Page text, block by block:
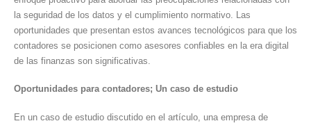
la seguridad de los datos y el cumplimiento normativo. Las
oportunidades que presentan estos avances tecnológicos para que los
contadores se posicionen como asesores confiables en la era digital
de las finanzas son significativas.
Oportunidades para contadores; Un caso de estudio
En un caso de estudio discutido en el artículo, una empresa de